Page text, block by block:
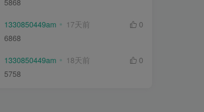
5868
1330850449am 17天前
0
6868
1330850449am 18天前
0
5758